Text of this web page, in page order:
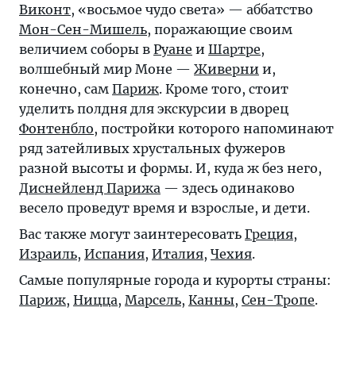
Виконт, «восьмое чудо света» — аббатство
Мон-Сен-Мишель, поражающие своим
величием соборы в Руане и Шартре,
волшебный мир Моне — Живерни и,
конечно, сам Париж. Кроме того, стоит
уделить полдня для экскурсии в дворец
Фонтенбло, постройки которого напоминают
ряд затейливых хрустальных фужеров
разной высоты и формы. И, куда ж без него,
Диснейленд Парижа — здесь одинаково
весело проведут время и взрослые, и дети.
Вас также могут заинтересовать Греция,
Израиль, Испания, Италия, Чехия.
Самые популярные города и курорты страны:
Париж, Ницца, Марсель, Канны, Сен-Тропе.